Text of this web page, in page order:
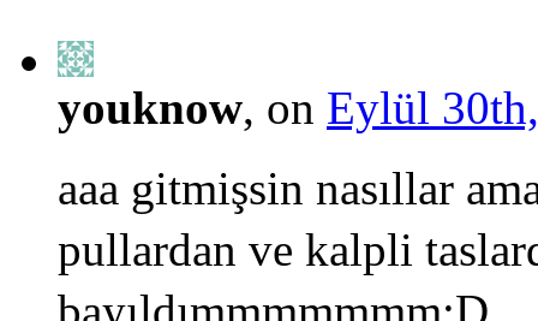
youknow, on Eylül
aaa gitmişsin nasıllar
pullardan ve kalpli
bayıldımmmmmmm:D